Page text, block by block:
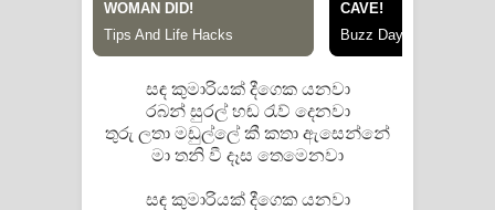
Raawaya Song Lyrics - රාවය ගීතයේ
පද පෙළ
Saddeta Denna Song Lyrics - සද්දෙට
දෙන්න ගීතයේ පද පෙළ
සඳ කුමාරියක් දීගෙක යනවා
රබන් සුරල් හඬ රැව් දෙනවා
තුරු ලතා මඩුල්ලේ කී කතා ඇසෙන්නේ
මා තනි වී දෑස තෙමෙනවා
සඳ කුමාරියක් දීගෙක යනවා